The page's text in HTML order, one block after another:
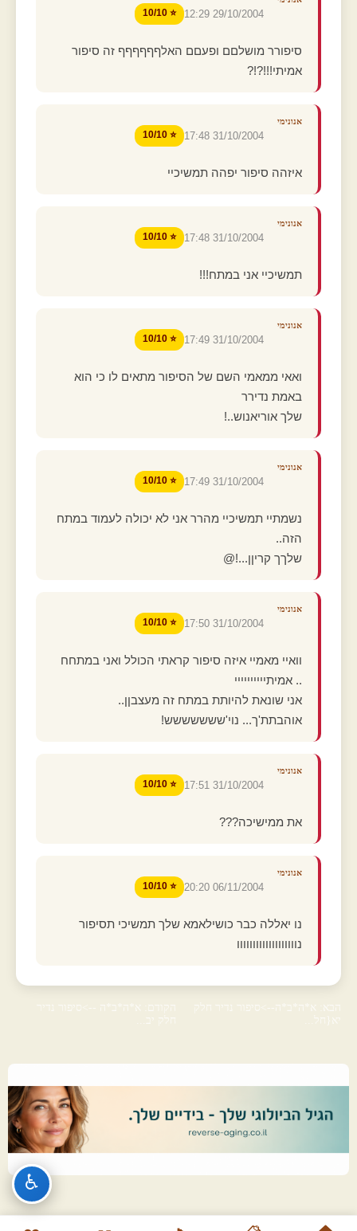
29/10/2004 12:29
⭐ 10/10
סיפורר מושלםם ופעםם האלףףףףףף זה סיפור
אמיתי!!!?!?
אנונימי
31/10/2004 17:48
⭐ 10/10
איזהה סיפור יפהה תמשיכיי
אנונימי
31/10/2004 17:48
⭐ 10/10
תמשיכיי אני במתח!!!
אנונימי
31/10/2004 17:49
⭐ 10/10
ואאי ממאמי השם של הסיפור מתאים לו כי הוא
באמת נדירר
שלך אוריאנוש..!
אנונימי
31/10/2004 17:49
⭐ 10/10
נשמתיי תמשיכיי מהרר אני לא יכולה לעמוד במתח
הזה..
שלךך קריןן...!@
אנונימי
31/10/2004 17:50
⭐ 10/10
וואיי מאמיי איזה סיפור קראתי הכולל ואני במתחח
.. אמיתיייייייייי
אני שונאת להיותת במתח זה מעצבןן..
אוהבתת'ך... נוי'ששששששש!
אנונימי
31/10/2004 17:51
⭐ 10/10
את ממישיכה???
אנונימי
06/11/2004 20:20
⭐ 10/10
נו יאללה כבר כושילאמא שלך תמשיכי תסיפור
נווווווווווווווווווו
הבא: א*ה*ב*ה-->סיפור נדיר חלק
יא{חל...
הקודם: א*ה*ב*ה -->סיפור נדיר
חלק יב...
♿